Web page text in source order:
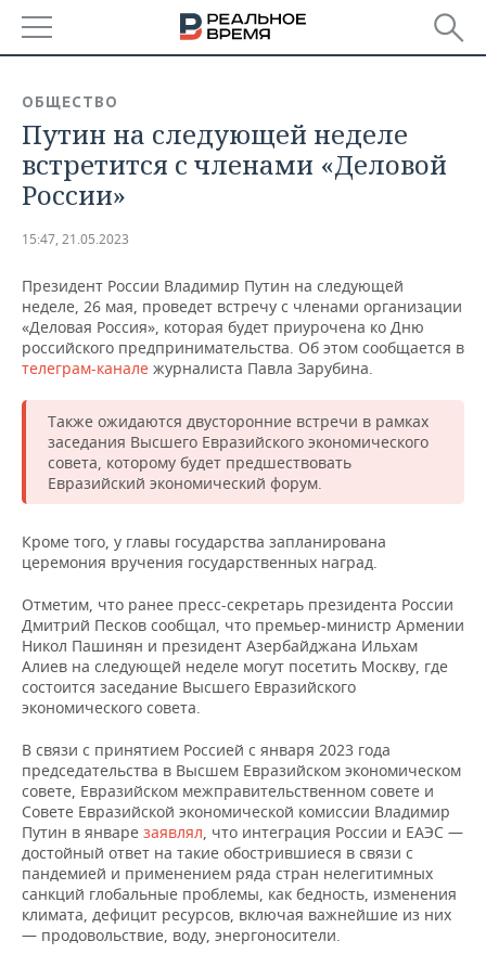
БАШКОРТОСТАН
ТАТАРСТАН
НОВОСТИ
АНАЛИТИКА
ДЕКЛАРАЦИИ О ДОХОДАХ
КОРОЛИ ГОСЗАКАЗА ПФО
ВУЗЫ ТАТАРСТАНА
КОМУ ПРИНАДЛЕЖАТ
ТОРГОВЫЕ ЦЕНТРЫ
ТАТАРСТАНА
НОВОСТИ ЭКОНОМИКИ
ФИНАНСЫ
БАНКИ
БЮДЖЕТ
ИНВЕСТИЦИИ
ПРОМЫШЛЕННОСТЬ
НОВОСТИ
ПРОМЫШЛЕННОСТИ
МАШИНОСТРОЕНИЕ
НЕФТЕХИМИЯ
НЕФТЬ
ЭНЕРГЕТИКА
НЕДВИЖИМОСТЬ
НОВОСТИ НЕДВИЖИМОСТИ
АВТО
НОВОСТИ АВТО
БИЗНЕС
НОВОСТИ БИЗНЕСА
ТРАНСПОРТ
УСЛУГИ
ТЕХНОЛОГИИ
IT
МЕДИА
ТЕЛЕКОММУНИКАЦИИ
НОВОСТИ МЕРОПРИЯТИЙ
ВЫЕЗДНАЯ РЕДАКЦИЯ
БИЗНЕС-БРАНЧИ
ОТКРЫТАЯ ЛЕКЦИЯ
СПОРТ
НОВОСТИ СПОРТА
ФУТБОЛ
БАСКЕТБОЛ
ВОЛЕЙБОЛ
КИБЕРСПОРТ
ФИГУРНОЕ КАТАНИЕ
ОБЩЕСТВО
НОВОСТИ ОБЩЕСТВА
ИНФРАСТРУКТУРА
ИСТОРИЯ
КУЛЬТУРА
МЕДИЦИНА
ФОТОГАЛЕРЕЯ
СПРАВОЧНИК
СПИСОК ПЕРСОН
СПИСОК КОМПАНИЙ
ПОЛНАЯ ВЕРСИЯ
ОБЩЕСТВО
Путин на следующей неделе
встретится с членами «Деловой
России»
15:47, 21.05.2023
Президент России Владимир Путин на следующей
неделе, 26 мая, проведет встречу с членами организации
«Деловая Россия», которая будет приурочена ко Дню
российского предпринимательства. Об этом сообщается в
телеграм-канале журналиста Павла Зарубина.
Также ожидаются двусторонние встречи в рамках
заседания Высшего Евразийского экономического
совета, которому будет предшествовать
Евразийский экономический форум.
Кроме того, у главы государства запланирована
церемония вручения государственных наград.
Отметим, что ранее пресс-секретарь президента России
Дмитрий Песков сообщал, что премьер-министр Армении
Никол Пашинян и президент Азербайджана Ильхам
Алиев на следующей неделе могут посетить Москву, где
состоится заседание Высшего Евразийского
экономического совета.
В связи с принятием Россией с января 2023 года
председательства в Высшем Евразийском экономическом
совете, Евразийском межправительственном совете и
Совете Евразийской экономической комиссии Владимир
Путин в январе заявлял, что интеграция России и ЕАЭС —
достойный ответ на такие обострившиеся в связи с
пандемией и применением ряда стран нелегитимных
санкций глобальные проблемы, как бедность, изменения
климата, дефицит ресурсов, включая важнейшие из них
— продовольствие, воду, энергоносители.